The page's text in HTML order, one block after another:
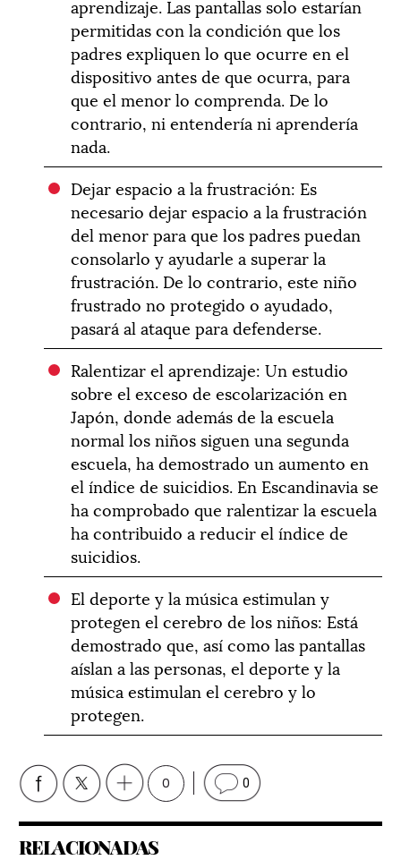
aprendizaje. Las pantallas solo estarían
permitidas con la condición que los
padres expliquen lo que ocurre en el
dispositivo antes de que ocurra, para
que el menor lo comprenda. De lo
contrario, ni entendería ni aprendería
nada.
Dejar espacio a la frustración: Es
necesario dejar espacio a la frustración
del menor para que los padres puedan
consolarlo y ayudarle a superar la
frustración. De lo contrario, este niño
frustrado no protegido o ayudado,
pasará al ataque para defenderse.
Ralentizar el aprendizaje: Un estudio
sobre el exceso de escolarización en
Japón, donde además de la escuela
normal los niños siguen una segunda
escuela, ha demostrado un aumento en
el índice de suicidios. En Escandinavia se
ha comprobado que ralentizar la escuela
ha contribuido a reducir el índice de
suicidios.
El deporte y la música estimulan y
protegen el cerebro de los niños: Está
demostrado que, así como las pantallas
aíslan a las personas, el deporte y la
música estimulan el cerebro y lo
protegen.
0 0
RELACIONADAS